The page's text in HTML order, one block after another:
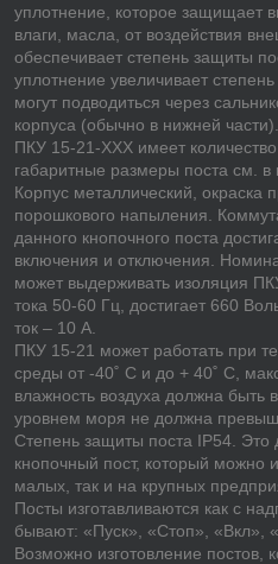
уплотнение, которое защищает
влаги, масла, от воздействия
обеспечивает степень защиты
уплотнение увеличивает
могут подводиться через
корпуса (обычно в нижней части).
ПКУ 15-21-ХХХ имеет
габаритные размеры поста см. в
Корпус металлический, окраска
порошкового напыления.
данного кнопочного поста
включения и отключения.
может выдерживать изоляция
тока 50-60 Гц, достигает 660
ток – 10 А.
ПКУ 15-21 может работать при
среды от -40˚ С и до + 40˚ С,
влажность воздуха должна быть
уровнем моря не должна
Степень защиты поста IP54. Это
кнопочный пост, который можно
малых, так и на крупных
Посты изготавливаются как с
бывают: «Пуск», «Стоп», «Вкл»,
Возможно изготовление